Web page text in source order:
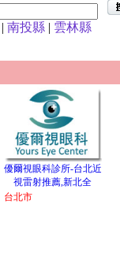
| 南投縣 | 雲林縣
優爾視眼科診所-台北近
視雷射推薦,新北全
台北市